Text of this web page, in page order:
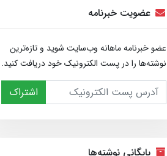
عضویت خبرنامه
عضو خبرنامه ماهانه وب‌سایت شوید و تازه‌ترین
نوشته‌ها را در پست الکترونیک خود دریافت کنید.
اشتراک
بایگانی نوشته‌ها